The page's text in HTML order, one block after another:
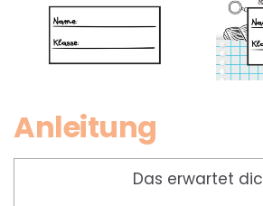
Anleitung
Das erwartet